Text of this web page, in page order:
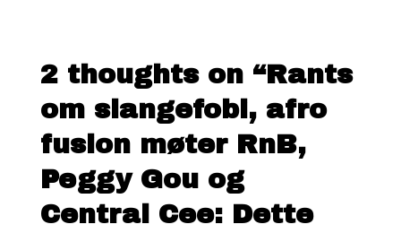
2 thoughts on “Rants
om slangefobi, afro
fusion møter RnB,
Peggy Gou og
Central Cee: Dette